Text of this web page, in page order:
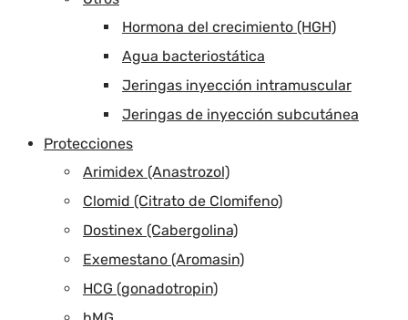
Hormona del crecimiento (HGH)
Agua bacteriostática
Jeringas inyección intramuscular
Jeringas de inyección subcutánea
Protecciones
Arimidex (Anastrozol)
Clomid (Citrato de Clomifeno)
Dostinex (Cabergolina)
Exemestano (Aromasin)
HCG (gonadotropin)